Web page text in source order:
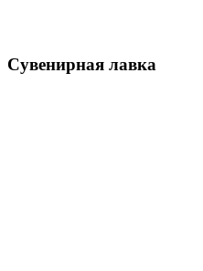
Сувенирная лавка